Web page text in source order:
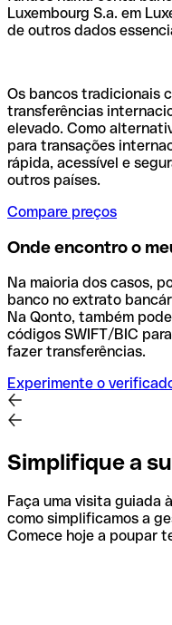
Luxembourg S.a. em
de outros dados
Os bancos tradicionais
transferências
elevado. Como
para transações
rápida, acessível e
outros países.
Compare preços
Onde encontro o
Na maioria dos casos,
banco no extrato
Na Qonto, também
códigos SWIFT/BIC
fazer transferências.
Experimente o
Simplifique a
Faça uma visita guiada
como simplificamos a
Comece hoje a poupar